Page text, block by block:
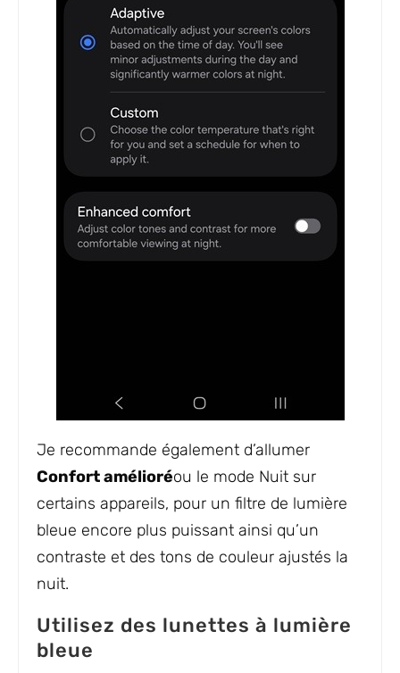
Je recommande également d’allumer
Confort amélioréou le mode Nuit sur
certains appareils, pour un filtre de lumière
bleue encore plus puissant ainsi qu’un
contraste et des tons de couleur ajustés la
nuit.
Utilisez des lunettes à lumière
bleue